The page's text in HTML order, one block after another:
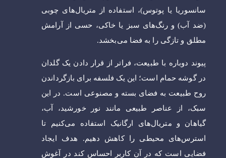
سانسوریا یا پوتوس)، استفاده از متریال‌های چوبی
(ضد آب) و رنگ‌های سبز یا خاکی، حسی از آرامش
مطلق و تازگی را به فضا می‌بخشد.
پیوند دوباره با طبیعت، فراتر از قرار دادن یک گلدان
در گوشه حمام است؛ این یک فلسفه برای بازگرداندن
روح طبیعت به فضای بسته و مصنوعی است. در این
سبک، از عناصر طبیعی مانند نور خورشید، آب،
گیاهان و متریال‌های ارگانیک استفاده می‌کنیم تا
استرس‌های محیطی را کاهش دهیم. هدف ایجاد
فضایی است که در آن کاربر احساس کند در آغوش